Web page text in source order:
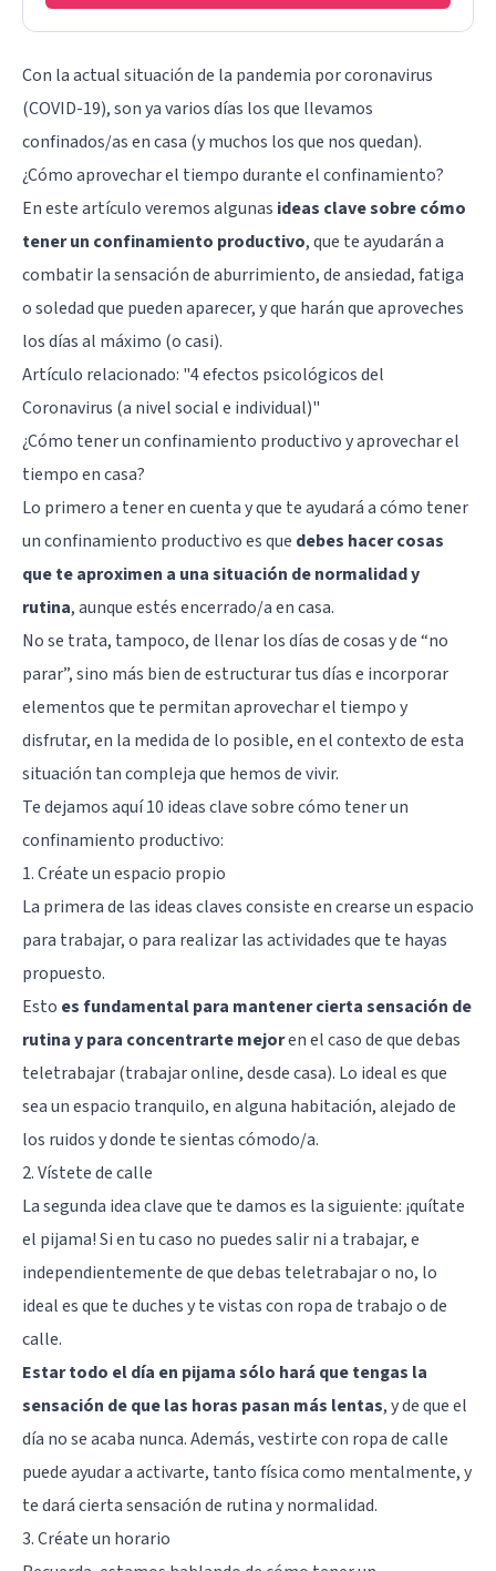
Con la actual situación de la pandemia por coronavirus
(COVID-19), son ya varios días los que llevamos
confinados/as en casa (y muchos los que nos quedan).
¿Cómo aprovechar el tiempo durante el confinamiento?
En este artículo veremos algunas ideas clave sobre cómo
tener un confinamiento productivo, que te ayudarán a
combatir la sensación de aburrimiento, de ansiedad, fatiga
o soledad que pueden aparecer, y que harán que aproveches
los días al máximo (o casi).
Artículo relacionado: "4 efectos psicológicos del
Coronavirus (a nivel social e individual)"
¿Cómo tener un confinamiento productivo y aprovechar el
tiempo en casa?
Lo primero a tener en cuenta y que te ayudará a cómo tener
un confinamiento productivo es que debes hacer cosas
que te aproximen a una situación de normalidad y
rutina, aunque estés encerrado/a en casa.
No se trata, tampoco, de llenar los días de cosas y de “no
parar”, sino más bien de estructurar tus días e incorporar
elementos que te permitan aprovechar el tiempo y
disfrutar, en la medida de lo posible, en el contexto de esta
situación tan compleja que hemos de vivir.
Te dejamos aquí 10 ideas clave sobre cómo tener un
confinamiento productivo:
1. Créate un espacio propio
La primera de las ideas claves consiste en crearse un espacio
para trabajar, o para realizar las actividades que te hayas
propuesto.
Esto es fundamental para mantener cierta sensación de
rutina y para concentrarte mejoren el caso de que debas
teletrabajar (trabajar online, desde casa). Lo ideal es que
sea un espacio tranquilo, en alguna habitación, alejado de
los ruidos y donde te sientas cómodo/a.
2. Vístete de calle
La segunda idea clave que te damos es la siguiente: ¡quítate
el pijama! Si en tu caso no puedes salir ni a trabajar, e
independientemente de que debas teletrabajar o no, lo
ideal es que te duches y te vistas con ropa de trabajo o de
calle.
Estar todo el día en pijama sólo hará que tengas la
sensación de que las horas pasan más lentas, y de que el
día no se acaba nunca. Además, vestirte con ropa de calle
puede ayudar a activarte, tanto física como mentalmente, y
te dará cierta sensación de rutina y normalidad.
3. Créate un horario